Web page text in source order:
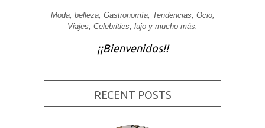
Moda, belleza, Gastronomía, Tendencias, Ocio,
Viajes, Celebrities, lujo y mucho más.
¡¡Bienvenidos!!
RECENT POSTS
visita. Si
algunas